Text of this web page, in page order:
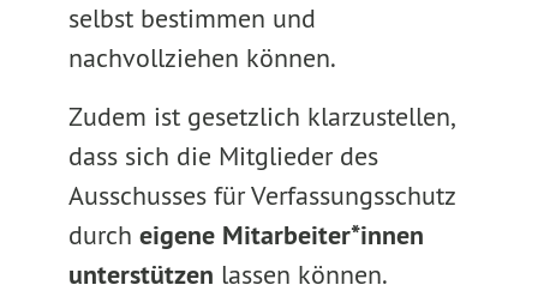
selbst bestimmen und
nachvollziehen können.
Zudem ist gesetzlich klarzustellen,
dass sich die Mitglieder des
Ausschusses für Verfassungsschutz
durch eigene Mitarbeiter*innen
unterstützen lassen können.